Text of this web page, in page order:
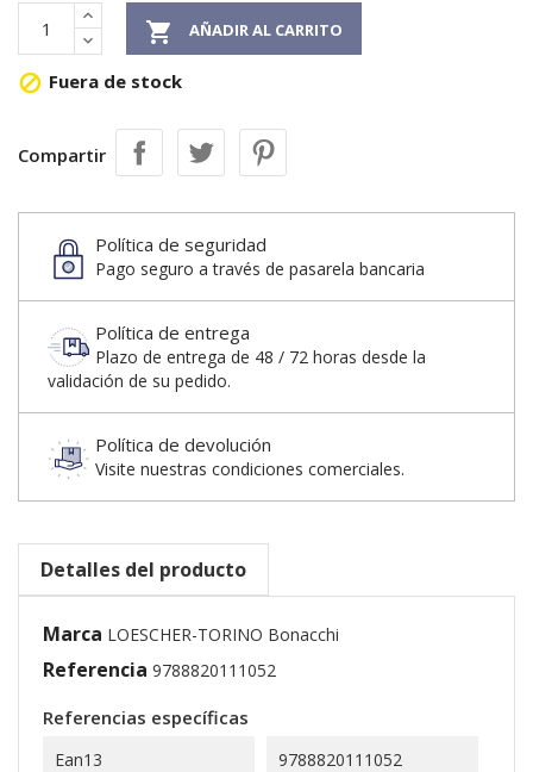
 AÑADIR AL CARRITO
 Fuera de stock
Compartir
Política de seguridad
Pago seguro a través de pasarela bancaria
Política de entrega
Plazo de entrega de 48 / 72 horas desde la
validación de su pedido.
Política de devolución
Visite nuestras condiciones comerciales.
Detalles del producto
Marca LOESCHER-TORINO Bonacchi
Referencia 9788820111052
Referencias específicas
Ean13 9788820111052